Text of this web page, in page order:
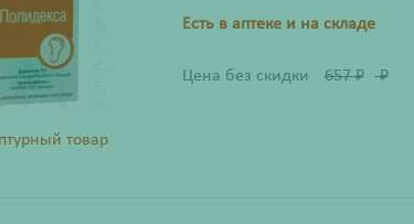
товар
Есть в аптеке и на складе
Цена без скидки 657₽ ₽